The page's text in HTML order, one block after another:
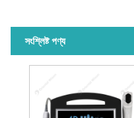
সংশ্লিষ্ট পণ্য